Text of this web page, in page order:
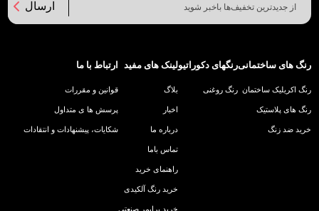
ارسال
رنگ های ساختمانی
رنگ اکریلیک ساختمان
رنگ های پلاستیک
خرید ضد زنگ
رنگهای دکوراتیو
رنگ روغنی
لینک های مفید
بلاگ
اخبار
درباره ما
تماس باما
راهنمای خرید
خرید رنگ آلکیدی
خرید پرایمر صنعتی
ارتباط با ما
قوانین و مقررات
پرسش ها ی متداول
شکایات، پیشنهادات و انتقادات